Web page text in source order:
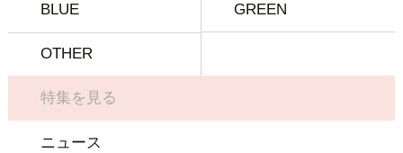
BLUE GREEN
OTHER
特集を見る
ニュース